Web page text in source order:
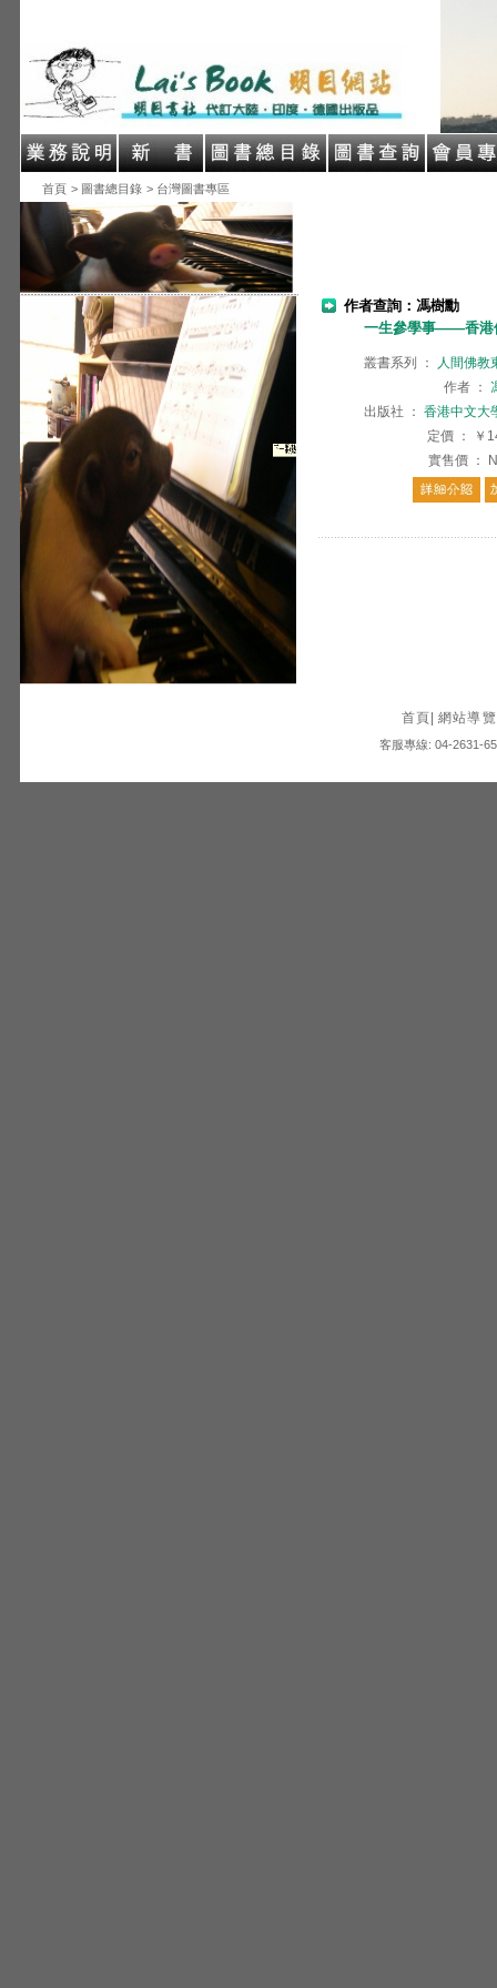
首頁 > 圖書總目錄 > 台灣圖書專區
作者查詢：馮樹勳
一生參學事——香港
叢書系列 ：
人間佛教
作者 ：
出版社
： 香港中文大
定價 ：
￥
實售價 ：
首頁 網站導覽
客服專線: 04-2631-